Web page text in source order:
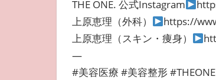
THE ONE. 公式Instagram
上原恵理（外科）
https://
上原恵理（スキン・痩身）
—
#美容医療 #美容整形